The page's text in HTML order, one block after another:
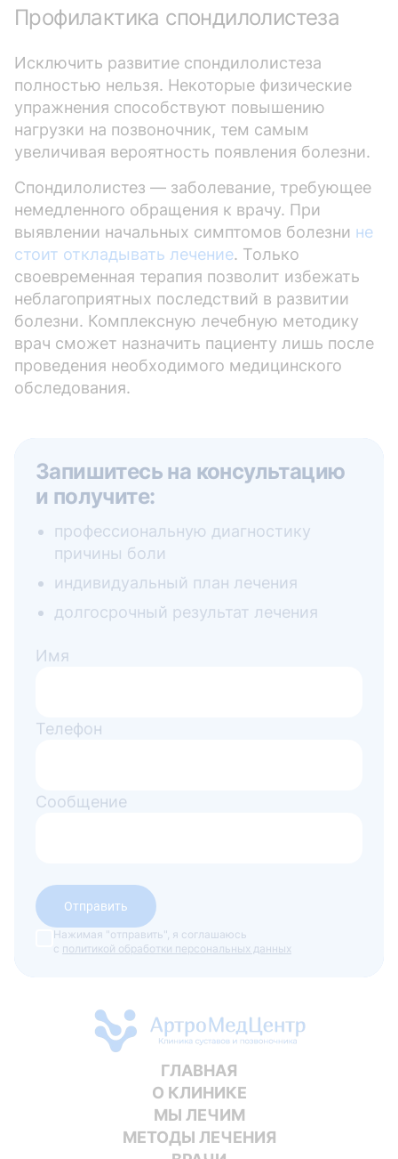
Профилактика спондилолистеза
Исключить развитие спондилолистеза
полностью нельзя. Некоторые физические
упражнения способствуют повышению
нагрузки на позвоночник, тем самым
увеличивая вероятность появления болезни.
Спондилолистез — заболевание, требующее
немедленного обращения к врачу. При
выявлении начальных симптомов болезни не
стоит откладывать лечение. Только
своевременная терапия позволит избежать
неблагоприятных последствий в развитии
болезни. Комплексную лечебную методику
врач сможет назначить пациенту лишь после
проведения необходимого медицинского
обследования.
Запишитесь на консультацию
и получите:
профессиональную диагностику
причины боли
индивидуальный план лечения
долгосрочный результат лечения
Имя
Телефон
Сообщение
Отправить
Нажимая "отправить", я соглашаюсь
с политикой обработки персональных данных
ГЛАВНАЯ
О КЛИНИКЕ
МЫ ЛЕЧИМ
МЕТОДЫ ЛЕЧЕНИЯ